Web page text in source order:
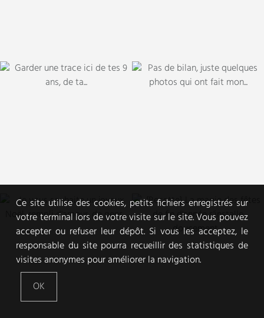
Ce site utilise des cookies, petits fichiers enregistrés sur
votre terminal lors de votre visite sur le site. Vous pouvez
accepter ou refuser leur dépôt. Si vous les acceptez, le
responsable du site pourra recueillir des statistiques de
visites anonymes pour améliorer la navigation.
OK